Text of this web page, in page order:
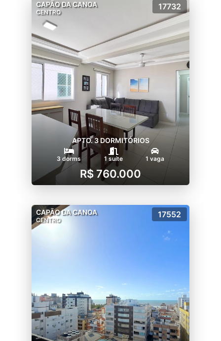
CAPÃO DA CANOA
CENTRO
17732
APTO. 3 DORMITÓRIOS
3 dorms 1 suíte 1 vaga
R$ 760.000
CAPÃO DA CANOA
CENTRO
17552